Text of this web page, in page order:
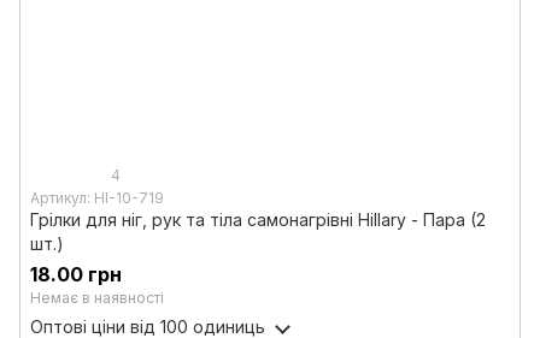
4
Артикул: HI-10-719
Грілки для ніг, рук та тіла самонагрівні Hillary - Пара (2
шт.)
18.00 грн
Немає в наявності
Оптові ціни від 100 одиниць